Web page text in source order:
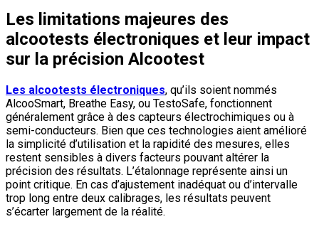
Les limitations majeures des
alcootests électroniques et leur impact
sur la précision Alcootest
Les alcootests électroniques, qu’ils soient nommés
AlcooSmart, Breathe Easy, ou TestoSafe, fonctionnent
généralement grâce à des capteurs électrochimiques ou à
semi-conducteurs. Bien que ces technologies aient amélioré
la simplicité d’utilisation et la rapidité des mesures, elles
restent sensibles à divers facteurs pouvant altérer la
précision des résultats. L’étalonnage représente ainsi un
point critique. En cas d’ajustement inadéquat ou d’intervalle
trop long entre deux calibrages, les résultats peuvent
s’écarter largement de la réalité.